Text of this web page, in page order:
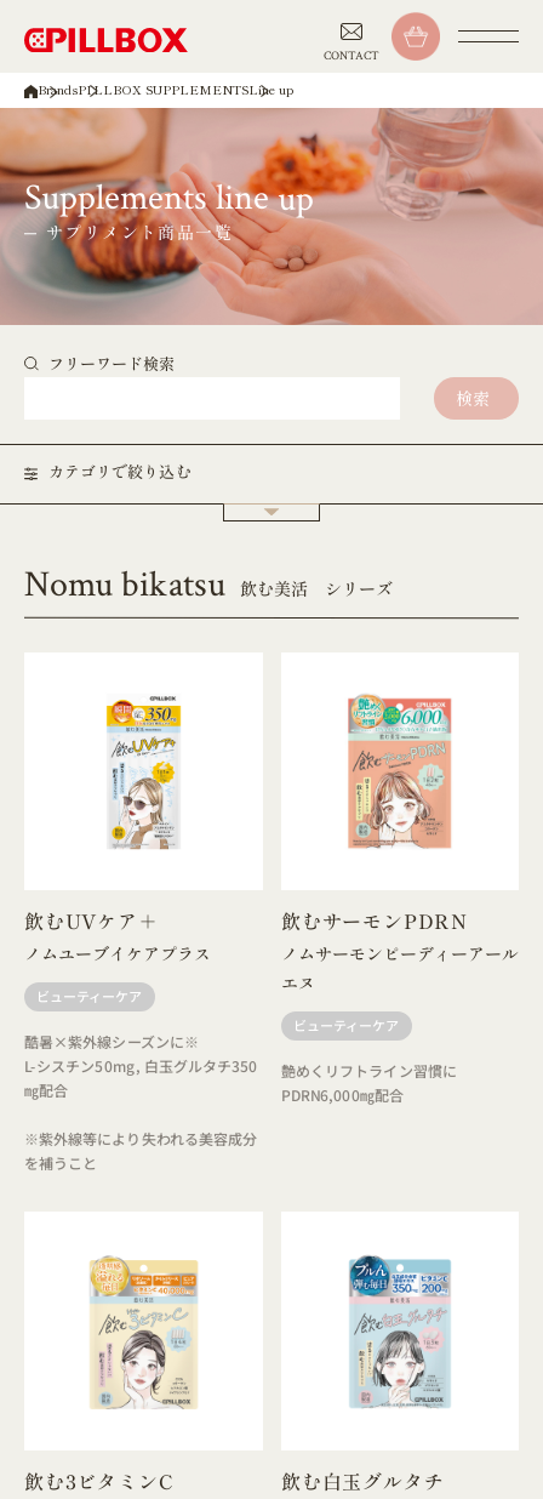
CONTACT
BrandsPILLBOX SUPPLEMENTSLine up
Supplements line up
サプリメント商品一覧
フリーワード検索
検索
カテゴリで絞り込む
Nomu bikatsu 飲む美活 シリーズ
飲むUVケア＋
ノムユーブイケアプラス
ビューティーケア
酷暑×紫外線シーズンに※
L-シスチン50mg, 白玉グルタチ350
㎎配合
※紫外線等により失われる美容成分
を補うこと
飲むサーモンPDRN
ノムサーモンピーディーアール
エヌ
ビューティーケア
艶めくリフトライン習慣に
PDRN6,000㎎配合
飲む3ビタミンC 飲む白玉グルタチ